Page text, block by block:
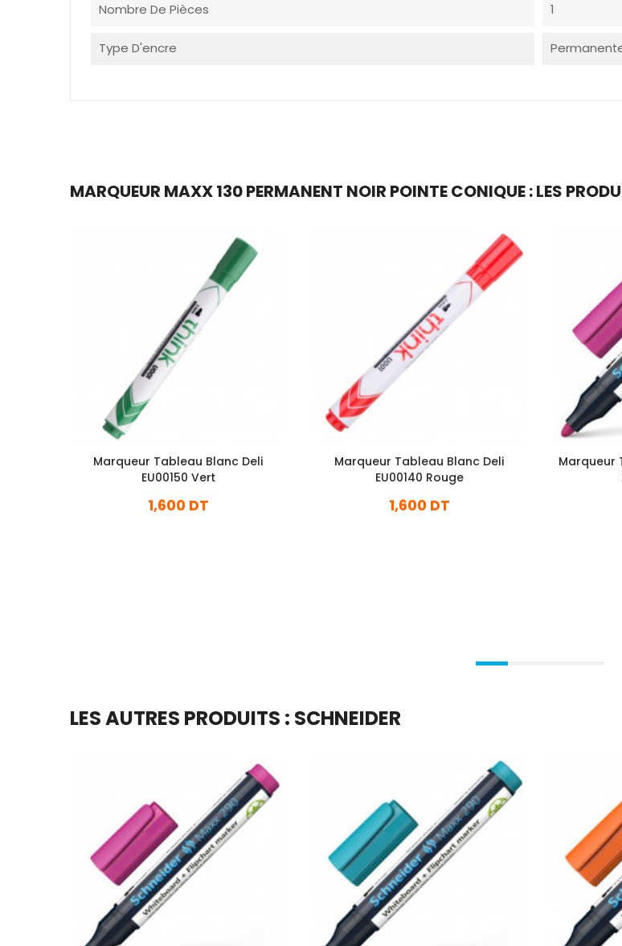
Nombre De Pièces 1
Type D'encre
MARQUEUR MAXX 130 PERMANENT NOIR POINTE CONIQUE : LES
Marqueur Tableau Blanc Deli
EU00150 Vert
1,600 DT
Marqueur Tableau Blanc Deli
EU00140 Rouge
1,600 DT
Marqueur
LES AUTRES PRODUITS : SCHNEIDER